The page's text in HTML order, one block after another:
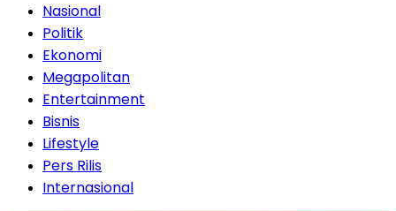
Nasional
Politik
Ekonomi
Megapolitan
Entertainment
Bisnis
Lifestyle
Pers Rilis
Internasional